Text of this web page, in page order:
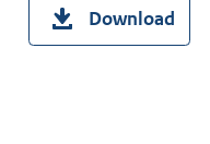
Download